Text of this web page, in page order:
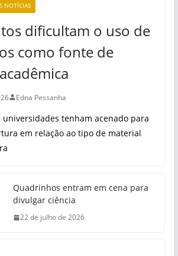
NOTÍCIAS
dificultam o uso de
como fonte de
Edna Pessanha
universidades tenham acenado para
em relação ao tipo de material
Quadrinhos entram em cena para
divulgar ciência
22 de julho de 2026